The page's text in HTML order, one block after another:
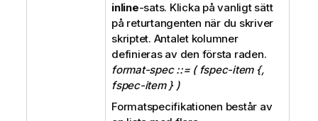
inline-sats. Klicka på vanligt sätt
på returtangenten när du skriver
skriptet. Antalet kolumner
definieras av den första raden.
format-spec ::= ( fspec-item {,
fspec-item } )
Formatspecifikationen består av